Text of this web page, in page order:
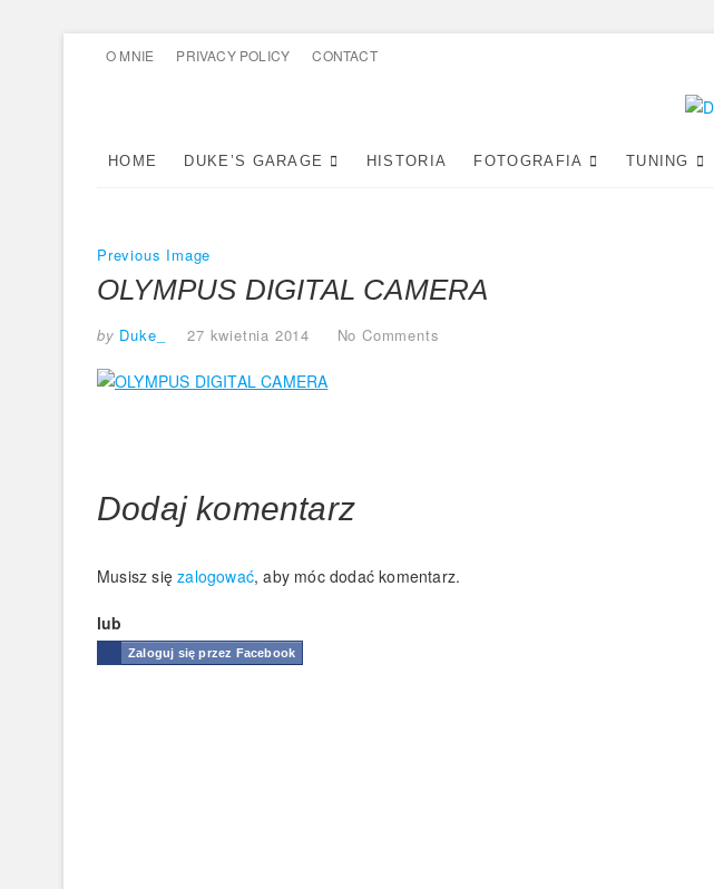
O MNIE PRIVACY POLICY CONTACT
HOME DUKE’S GARAGE HISTORIA FOTOGRAFIA TUNING
Previous Image
OLYMPUS DIGITAL CAMERA
by Duke_ 27 kwietnia 2014 No Comments
Dodaj komentarz
Musisz sięzalogować, aby móc dodać komentarz.
lub
Zaloguj się przez Facebook